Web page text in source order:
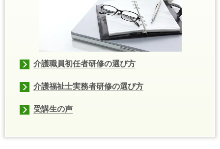
介護職員初任者研修の選び方
介護福祉士実務者研修の選び方
受講生の声